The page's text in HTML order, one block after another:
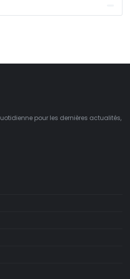
pour les dernières actualités,